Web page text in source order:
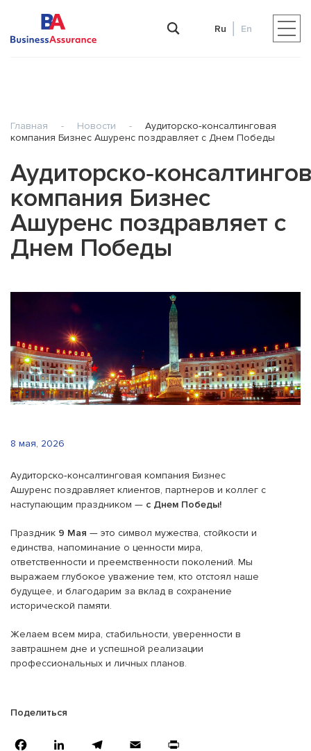
Ru En
Главная - Новости -
Аудиторско‑консалтинговая
компания Бизнес Ашуренс поздравляет с Днем Победы
компания Бизнес
Ашуренс поздравляет с
Днем Победы
8 мая, 2026
Аудиторско‑консалтинговая компания Бизнес
Ашуренс поздравляет клиентов, партнеров и коллег с
наступающим праздником — с Днем Победы!
Праздник 9 Мая — это символ мужества, стойкости и
единства, напоминание о ценности мира,
ответственности и преемственности поколений. Мы
выражаем глубокое уважение тем, кто отстоял наше
будущее, и благодарим за вклад в сохранение
исторической памяти.
Желаем всем мира, стабильности, уверенности в
завтрашнем дне и успешной реализации
профессиональных и личных планов.
Поделиться
Facebook LinkedIn Telegram